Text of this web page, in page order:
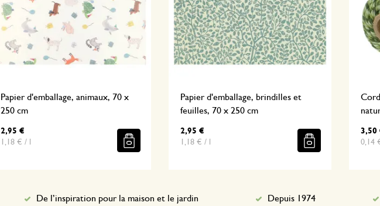
Papier d'emballage, animaux, 70 x
250 cm
2,95 €
1,18 € / l
Papier d'emballage, brindilles et
feuilles, 70 x 250 cm
2,95 €
1,18 € / l
3,50
0,14
De l’inspiration pour la maison et le jardin Depuis 1974